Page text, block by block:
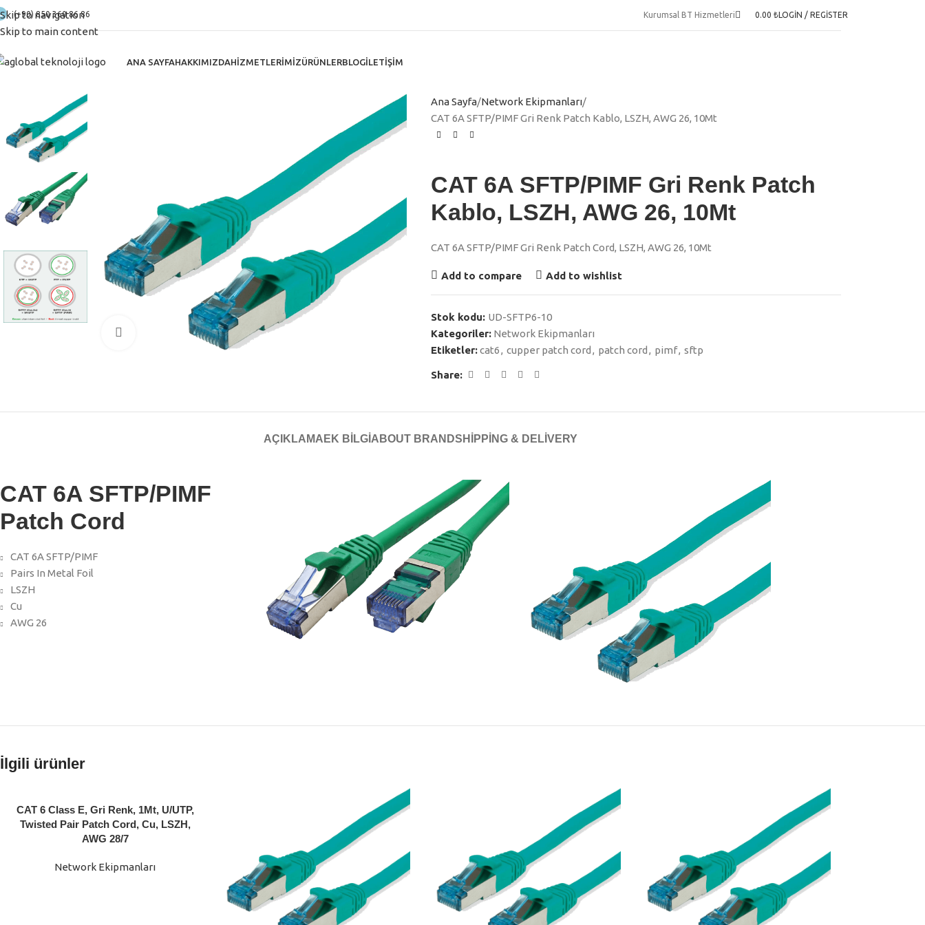
Skip to navigation
Skip to main content
(+90) 850 360 86 86 Kurumsal BT Hizmetleri 0.00 ₺LOGIN / REGISTER
ANA SAYFAHAKKIMIZDAHIZMETLERIMIZÜRÜNLERBLOGİLETIŞIM
Click to enlarge
Ana Sayfa Network Ekipmanları
CAT 6A SFTP/PIMF Gri Renk Patch Kablo, LSZH, AWG 26, 10Mt
CAT 6A SFTP/PIMF Gri Renk Patch
Kablo, LSZH, AWG 26, 10Mt
CAT 6A SFTP/PIMF Gri Renk Patch Cord, LSZH, AWG 26, 10Mt
Add to compare Add to wishlist
Stok kodu: UD-SFTP6-10
Kategoriler: Network Ekipmanları
Etiketler:cat6, cupper patch cord, patch cord, pimf, sftp
Share:
AÇIKLAMA EK BILGI ABOUT BRANDSHIPPING & DELIVERY
CAT 6A SFTP/PIMF
Patch Cord
CAT 6A SFTP/PIMF
Pairs In Metal Foil
LSZH
Cu
AWG 26
İlgili ürünler
CAT 6 Class E, Gri Renk, 1Mt, U/UTP,
Twisted Pair Patch Cord, Cu, LSZH,
AWG 28/7
Network Ekipmanları